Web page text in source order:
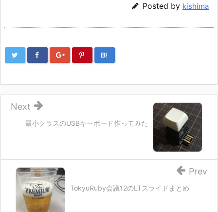
Posted by kishima
B!
最小クラスのUSBキーボード作ってみた
Next
TokyuRuby会議12のLTスライドまとめ
Prev